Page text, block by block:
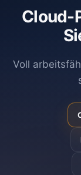
Cloud-
Voll